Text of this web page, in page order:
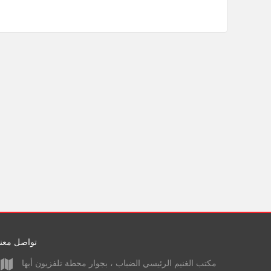
تواصل
مكتب الغنيم الرئيسي الضباب ، بجوار محطة تلفزيون أبها